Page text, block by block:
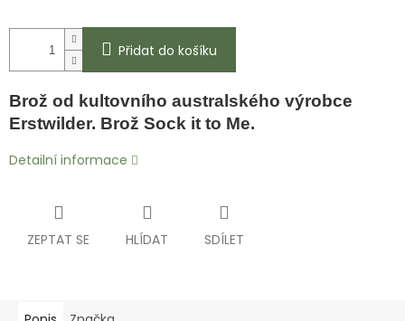
Přidat do košíku
Brož od kultovního australského výrobce
Erstwilder. Brož Sock it to Me.
Detailní informace
ZEPTAT SE HLÍDAT SDÍLET